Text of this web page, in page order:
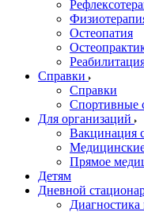
Остеопатия
Справки
Справки
Спортивные
Для организаций
Вакцинация
Прямое
Детям
Дневной
Диагностика